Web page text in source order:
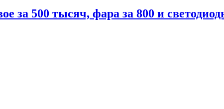
за 500 тысяч, фара за 800 и